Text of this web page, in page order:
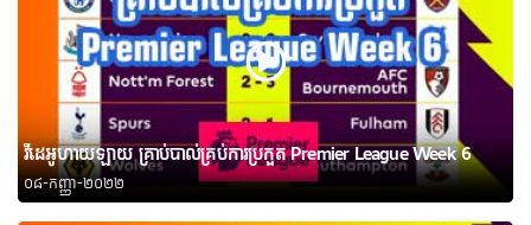
វីដេអូហាយឡាយ គ្រាប់បាល់គ្រប់ការប្រកួត Premier League Week 6
០៨-កញ្ញា-២០២២